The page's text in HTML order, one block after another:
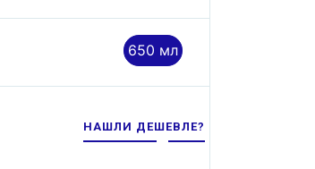
650 мл
НАШЛИ ДЕШЕВЛЕ?